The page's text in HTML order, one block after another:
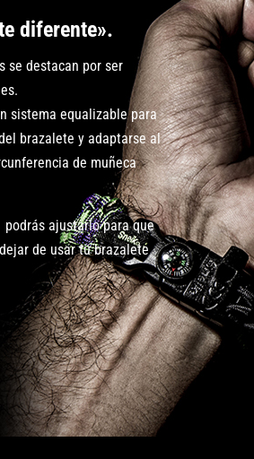
diferente».
se destacan por ser
sistema equalizable para
brazalete y adaptarse al
de muñeca
ajustarlo para que
de usar tu brazalete